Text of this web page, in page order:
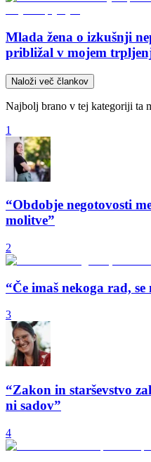
Mlada žena o izkušnji
približal v mojem
Naloži več člankov
Najbolj brano v tej kategoriji ta
1
“Obdobje negotovosti
molitve”
2
“Če imaš nekoga rad,
3
“Zakon in starševstvo
ni sadov”
4